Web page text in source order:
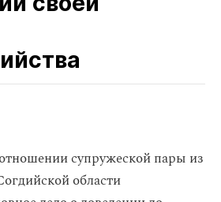
супружеской пары из
области